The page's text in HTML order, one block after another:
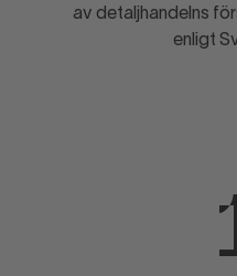
av detaljhandelns
enligt